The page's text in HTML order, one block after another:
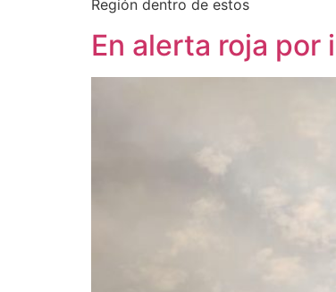
Región dentro de estos
En alerta roja por